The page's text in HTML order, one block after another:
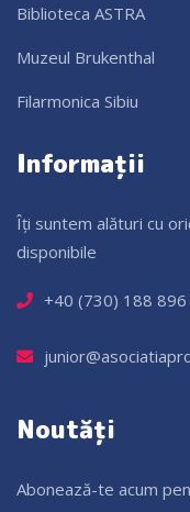
Biblioteca ASTRA
Muzeul Brukenthal
Filarmonica Sibiu
Informații
Îți suntem alături cu
disponibile
+40 (730) 188 896
Noutăți
Abonează-te acum